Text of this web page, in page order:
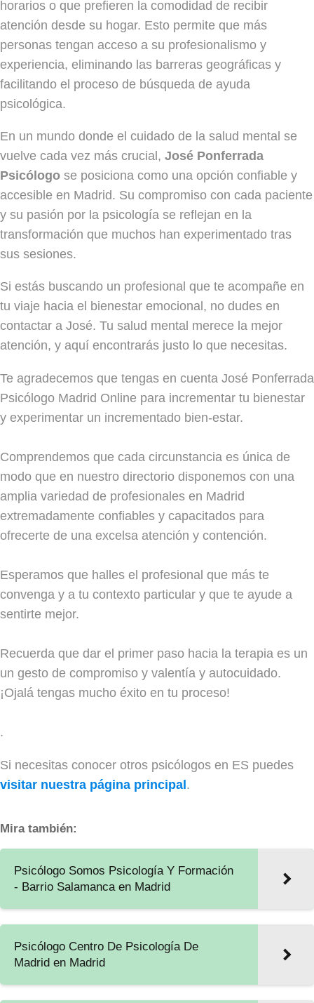
horarios o que prefieren la comodidad de recibir
atención desde su hogar. Esto permite que más
personas tengan acceso a su profesionalismo y
experiencia, eliminando las barreras geográficas y
facilitando el proceso de búsqueda de ayuda
psicológica.
En un mundo donde el cuidado de la salud mental se
vuelve cada vez más crucial, José Ponferrada
Psicólogo se posiciona como una opción confiable y
accesible en Madrid. Su compromiso con cada paciente
y su pasión por la psicología se reflejan en la
transformación que muchos han experimentado tras
sus sesiones.
Si estás buscando un profesional que te acompañe en
tu viaje hacia el bienestar emocional, no dudes en
contactar a José. Tu salud mental merece la mejor
atención, y aquí encontrarás justo lo que necesitas.
Te agradecemos que tengas en cuenta José Ponferrada
Psicólogo Madrid Online para incrementar tu bienestar
y experimentar un incrementado bien-estar.
Comprendemos que cada circunstancia es única de
modo que en nuestro directorio disponemos con una
amplia variedad de profesionales en Madrid
extremadamente confiables y capacitados para
ofrecerte de una excelsa atención y contención.
Esperamos que halles el profesional que más te
convenga y a tu contexto particular y que te ayude a
sentirte mejor.
Recuerda que dar el primer paso hacia la terapia es un
un gesto de compromiso y valentía y autocuidado.
¡Ojalá tengas mucho éxito en tu proceso!
.
Si necesitas conocer otros psicólogos en ES puedes
visitar nuestra página principal.
Mira también:
Psicólogo Somos Psicología Y Formación
- Barrio Salamanca en Madrid
Psicólogo Centro De Psicología De
Madrid en Madrid